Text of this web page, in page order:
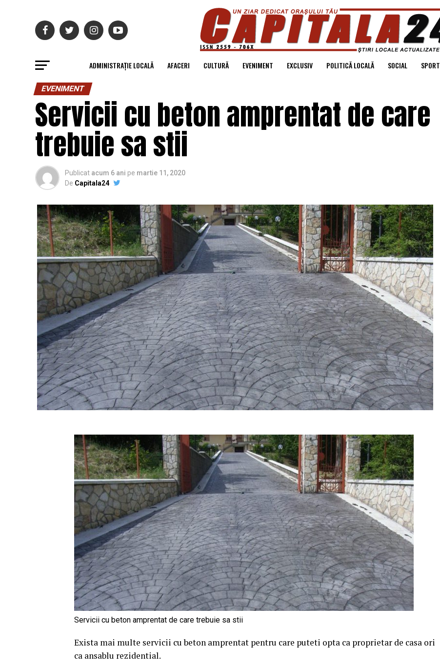
ADMINISTRAȚIE LOCALĂ AFACERI CULTURĂ EVENIMENT EXCLUSIV POLITICĂ LOCALĂ SOCIAL SPORT
EVENIMENT
Servicii cu beton amprentat de care
trebuie sa stii
Publicat acum 6 ani pe martie 11, 2020
De Capitala24
Servicii cu beton amprentat de care trebuie sa stii
Exista mai multe servicii cu beton amprentat pentru care puteti opta ca proprietar de casa ori
ca ansablu rezidential.